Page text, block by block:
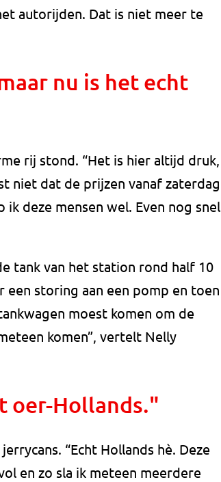
autorijden. Dat is niet meer te
nu is het echt
rij stond. “Het is hier altijd druk,
niet dat de prijzen vanaf zaterdag
deze mensen wel. Even nog snel
tank van het station rond half 10
een storing aan een pomp en toen
moest komen om de
komen”, vertelt Nelly
oer-Hollands."
“Echt Hollands hè. Deze
en zo sla ik meteen meerdere